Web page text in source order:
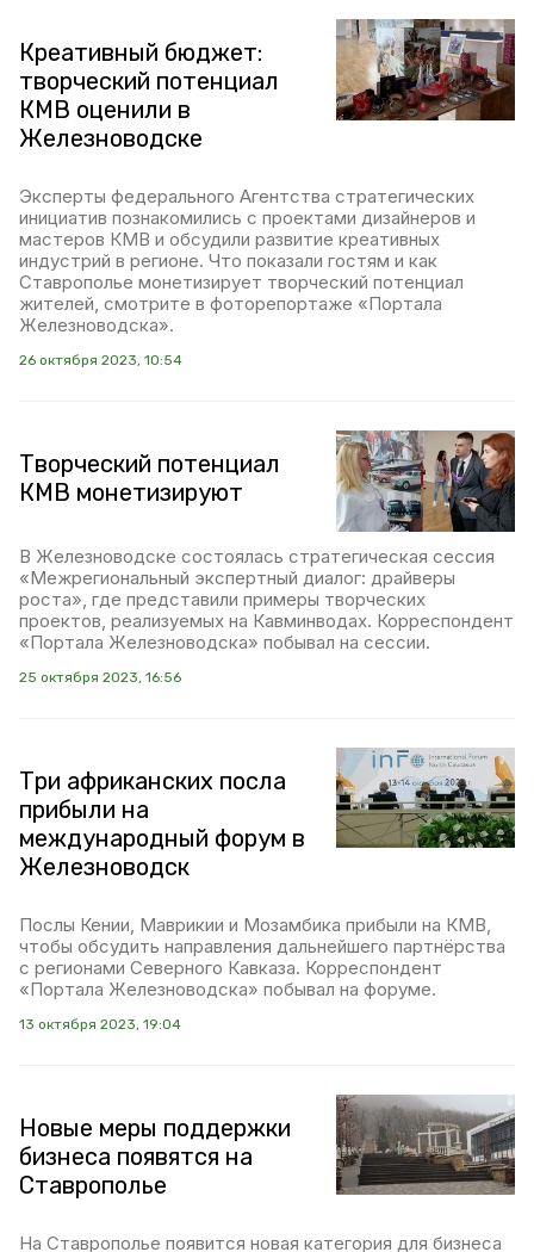
Креативный бюджет:
творческий потенциал
КМВ оценили в
Железноводске
Эксперты федерального Агентства стратегических
инициатив познакомились с проектами дизайнеров и
мастеров КМВ и обсудили развитие креативных
индустрий в регионе. Что показали гостям и как
Ставрополье монетизирует творческий потенциал
жителей, смотрите в фоторепортаже «Портала
Железноводска».
26 октября 2023, 10:54
Творческий потенциал
КМВ монетизируют
В Железноводске состоялась стратегическая сессия
«Межрегиональный экспертный диалог: драйверы
роста», где представили примеры творческих
проектов, реализуемых на Кавминводах. Корреспондент
«Портала Железноводска» побывал на сессии.
25 октября 2023, 16:56
Три африканских посла
прибыли на
международный форум в
Железноводск
Послы Кении, Маврикии и Мозамбика прибыли на КМВ,
чтобы обсудить направления дальнейшего партнёрства
с регионами Северного Кавказа. Корреспондент
«Портала Железноводска» побывал на форуме.
13 октября 2023, 19:04
Новые меры поддержки
бизнеса появятся на
Ставрополье
На Ставрополье появится новая категория для бизнеса